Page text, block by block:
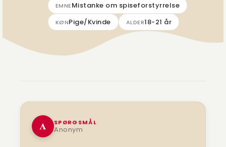
EMNEMistanke om spiseforstyrrelse
KØNPige/Kvinde ALDER18-21 år
A SPØRGSMÅL
Anonym